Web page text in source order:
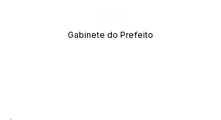
Gabinete do Prefeito